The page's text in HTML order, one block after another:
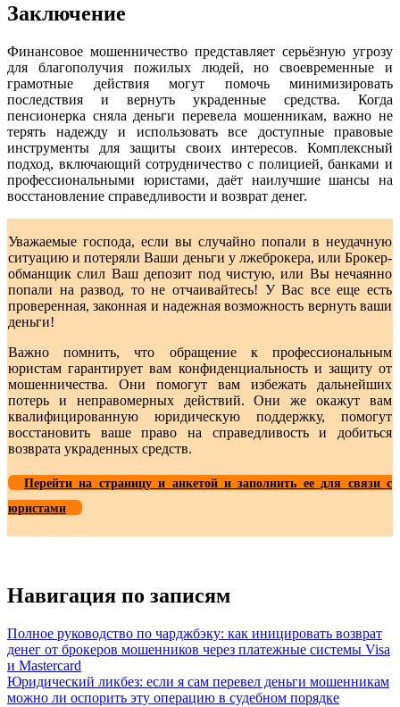
Заключение
Финансовое мошенничество представляет серьёзную угрозу
для благополучия пожилых людей, но своевременные и
грамотные действия могут помочь минимизировать
последствия и вернуть украденные средства. Когда
пенсионерка сняла деньги перевела мошенникам, важно не
терять надежду и использовать все доступные правовые
инструменты для защиты своих интересов. Комплексный
подход, включающий сотрудничество с полицией, банками и
профессиональными юристами, даёт наилучшие шансы на
восстановление справедливости и возврат денег.
Уважаемые господа, если вы случайно попали в неудачную
ситуацию и потеряли Ваши деньги у лжеброкера, или Брокер-
обманщик слил Ваш депозит под чистую, или Вы нечаянно
попали на развод, то не отчаивайтесь! У Вас все еще есть
проверенная, законная и надежная возможность вернуть ваши
деньги!
Важно помнить, что обращение к профессиональным
юристам гарантирует вам конфиденциальность и защиту от
мошенничества. Они помогут вам избежать дальнейших
потерь и неправомерных действий. Они же окажут вам
квалифицированную юридическую поддержку, помогут
восстановить ваше право на справедливость и добиться
возврата украденных средств.
Перейти на страницу и анкетой и заполнить ее для связи с
юристами
Навигация по записям
Полное руководство по чарджбэку: как иницировать возврат
денег от брокеров мошенников через платежные системы Visa
и Mastercard
Юридический ликбез: если я сам перевел деньги мошенникам
можно ли оспорить эту операцию в судебном порядке